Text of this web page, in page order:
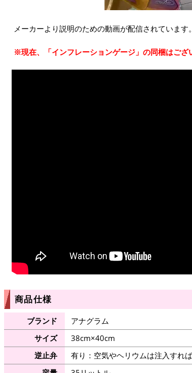
メーカーより説明のための動画が配信されています
※現在、「インフレーションゲージ」の同梱はござ
商品仕様
ブランド
アナグラム
サイズ
38cm×40cm
逆止弁
有り：空気やヘリウムは注入すれ